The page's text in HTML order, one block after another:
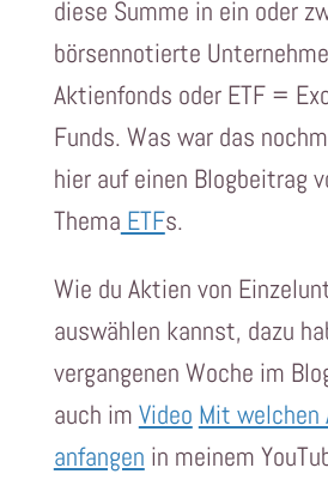
diese Summe in ein oder
börsennotierte
Aktienfonds oder ETF =
Funds. Was war das
hier auf einen Blogbeitrag
Thema ETFs.
Wie du Aktien von
auswählen kannst, dazu
vergangenen Woche im
auch im Video Mit welchen
anfangen in meinem